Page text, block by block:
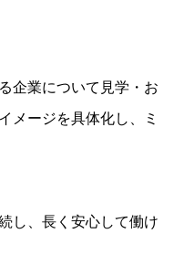
企業について見学・お
メージを具体化し、ミ
し、長く安心して働け